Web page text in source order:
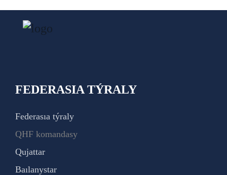
FEDERASIA TÝRALY
Federasıa týraly
QHF komandasy
Qujattar
Baılanystar